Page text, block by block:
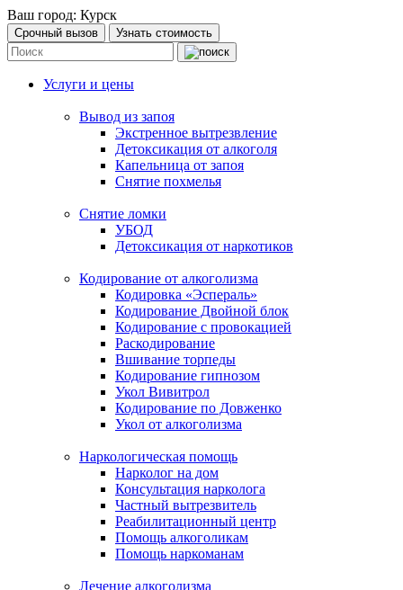
Ваш город: Курск
Срочный вызов Узнать стоимость
Услуги и цены
Вывод из запоя
Экстренное вытрезвление
Детоксикация от алкоголя
Капельница от запоя
Снятие похмелья
Снятие ломки
УБОД
Детоксикация от наркотиков
Кодирование от алкоголизма
Кодировка «Эспераль»
Кодирование Двойной блок
Кодирование с провокацией
Раскодирование
Вшивание торпеды
Кодирование гипнозом
Укол Вивитрол
Кодирование по Довженко
Укол от алкоголизма
Наркологическая помощь
Нарколог на дом
Консультация нарколога
Частный вытрезвитель
Реабилитационный центр
Помощь алкоголикам
Помощь наркоманам
Лечение алкоголизма